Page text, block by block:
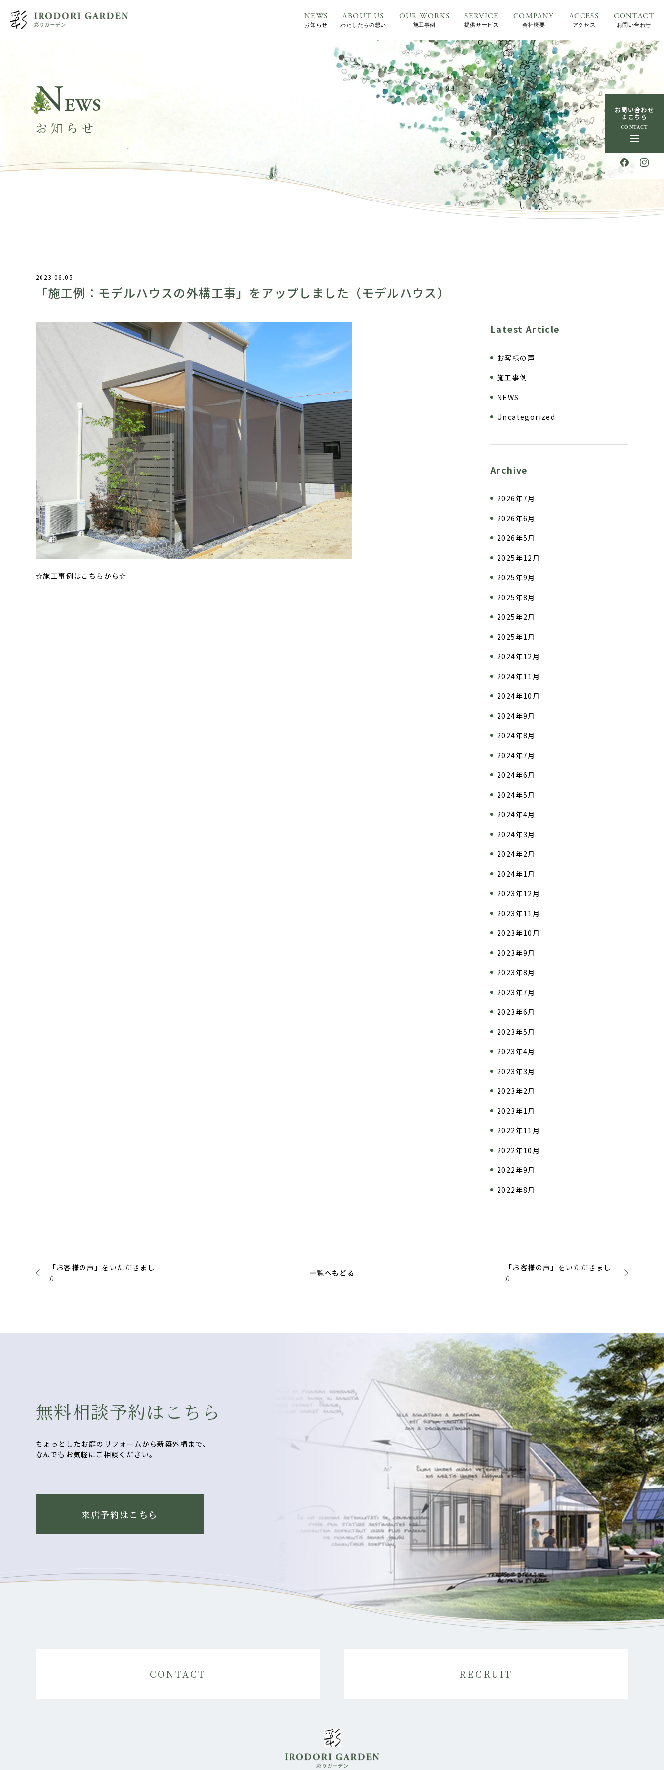
NEWS
お知らせ
ABOUT US
わたしたちの想い
OUR WORKS
施工事例
SERVICE
提供サービス
COMPANY
会社概要
ACCESS
アクセス
CONTACT
お問い合わせ
お問い合わせ
はこちら
CONTACT
NEWS
お知らせ
2023.06.05
「施工例：モデルハウスの外構工事」をアップしました（モデルハウス）
☆施工事例はこちらから☆
Latest Article
お客様の声
施工事例
NEWS
Uncategorized
Archive
2026年7月
2026年6月
2026年5月
2025年12月
2025年9月
2025年8月
2025年2月
2025年1月
2024年12月
2024年11月
2024年10月
2024年9月
2024年8月
2024年7月
2024年6月
2024年5月
2024年4月
2024年3月
2024年2月
2024年1月
2023年12月
2023年11月
2023年10月
2023年9月
2023年8月
2023年7月
2023年6月
2023年5月
2023年4月
2023年3月
2023年2月
2023年1月
2022年11月
2022年10月
2022年9月
2022年8月
「お客様の声」をいただきまし
た
一覧へもどる
「お客様の声」をいただきまし
た
無料相談予約はこちら
ちょっとしたお庭のリフォームから新築外構まで、
なんでもお気軽にご相談ください。
来店予約はこちら
CONTACT RECRUIT